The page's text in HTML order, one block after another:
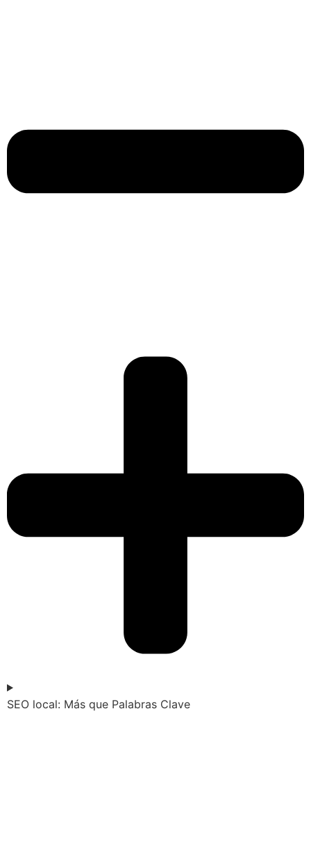
SEO local: Más que Palabras Clave